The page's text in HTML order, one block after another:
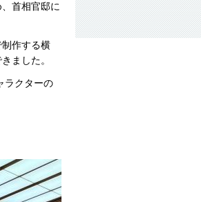
首相官邸に
作する横
ました。
ラクターの